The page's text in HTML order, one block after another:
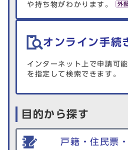
や持ち物がわかります。
オンライン手続
インターネット上で申請可
を指定して検索できます。
目的から探す
戸籍・住民票